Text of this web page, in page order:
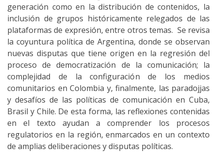
generación como en la distribución de contenidos, la
inclusión de grupos históricamente relegados de las
plataformas de expresión, entre otros temas. Se revisa
la coyuntura política de Argentina, donde se observan
nuevas disputas que tiene origen en la regresión del
proceso de democratización de la comunicación; la
complejidad de la configuración de los medios
comunitarios en Colombia y, finalmente, las paradojjas
y desafíos de las políticas de comunicación en Cuba,
Brasil y Chile. De esta forma, las reflexiones contenidas
en el texto ayudan a comprender los procesos
regulatorios en la región, enmarcados en un contexto
de amplias deliberaciones y disputas políticas.